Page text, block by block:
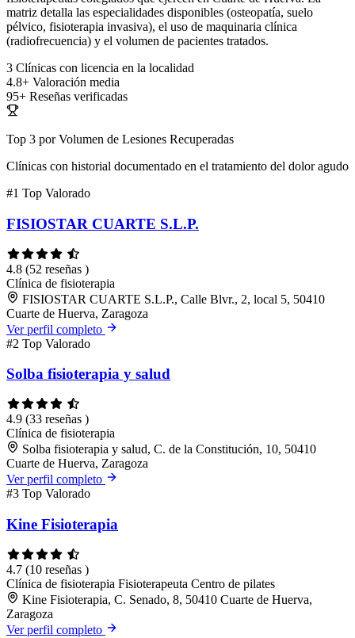
matriz detalla las especialidades disponibles (osteopatía, suelo
pélvico, fisioterapia invasiva), el uso de maquinaria clínica
(radiofrecuencia) y el volumen de pacientes tratados.
3 Clínicas con licencia en la localidad
4.8+ Valoración media
95+ Reseñas verificadas
Top 3 por Volumen de Lesiones Recuperadas
Clínicas con historial documentado en el tratamiento del dolor agudo
#1 Top Valorado
FISIOSTAR CUARTE S.L.P.
4.8 (52 reseñas )
Clínica de fisioterapia
FISIOSTAR CUARTE S.L.P., Calle Blvr., 2, local 5, 50410
Cuarte de Huerva, Zaragoza
Ver perfil completo
#2 Top Valorado
Solba fisioterapia y salud
4.9 (33 reseñas )
Clínica de fisioterapia
Solba fisioterapia y salud, C. de la Constitución, 10, 50410
Cuarte de Huerva, Zaragoza
Ver perfil completo
#3 Top Valorado
Kine Fisioterapia
4.7 (10 reseñas )
Clínica de fisioterapia Fisioterapeuta Centro de pilates
Kine Fisioterapia, C. Senado, 8, 50410 Cuarte de Huerva,
Zaragoza
Ver perfil completo